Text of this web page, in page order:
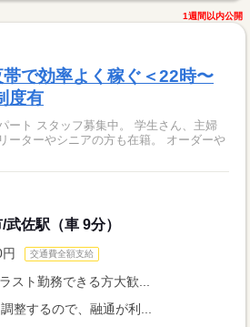
1週間以内公開
で効率よく稼ぐ＜22時〜
度有
ッフ募集中。 学生さん、主婦
ーやシニアの方も在籍。 オーダーや
佐駅（車 9分）
交通費全額支給
スト勤務できる方大歓...
整するので、融通が利...